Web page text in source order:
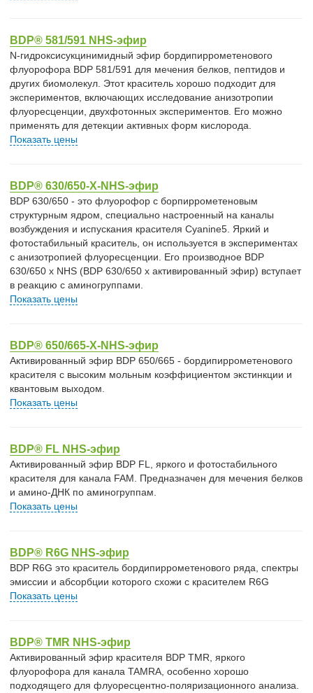
BDP® 581/591 NHS-эфир
N-гидроксисукцинимидный эфир бордипиррометенового
флуорофора BDP 581/591 для мечения белков, пептидов и
других биомолекул. Этот краситель хорошо подходит для
экспериментов, включающих исследование анизотропии
флуоресценции, двухфотонных экспериментов. Его можно
применять для детекции активных форм кислорода.
Показать цены
BDP® 630/650-X-NHS-эфир
BDP 630/650 - это флуорофор с борпиррометеновым
структурным ядром, специально настроенный на каналы
возбуждения и испускания красителя Cyanine5. Яркий и
фотостабильный краситель, он используется в экспериментах
с анизотропией флуоресценции. Его производное BDP
630/650 x NHS (BDP 630/650 x активированный эфир) вступает
в реакцию с аминогруппами.
Показать цены
BDP® 650/665-X-NHS-эфир
Активированный эфир BDP 650/665 - бордипиррометенового
красителя с высоким мольным коэффициентом экстинкции и
квантовым выходом.
Показать цены
BDP® FL NHS-эфир
Активированный эфир BDP FL, яркого и фотостабильного
красителя для канала FAM. Предназначен для мечения белков
и амино-ДНК по аминогруппам.
Показать цены
BDP® R6G NHS-эфир
BDP R6G это краситель бордипиррометенового ряда, спектры
эмиссии и абсорбции которого схожи с красителем R6G
Показать цены
BDP® TMR NHS-эфир
Активированный эфир красителя BDP TMR, яркого
флуорофора для канала TAMRA, особенно хорошо
подходящего для флуоресцентно-поляризационного анализа.